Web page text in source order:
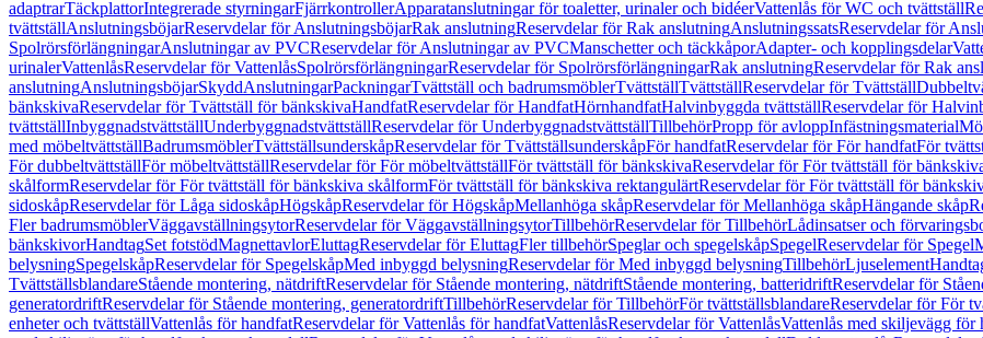
adaptrarTäckplattorIntegrerade styrningarFjärrkontrollerApparatanslutningar för toaletter, urinaler och bidéerVattenlås för WC och tvättställ
tvättställAnslutningsböjarReservdelar för AnslutningsböjarRak anslutningReservdelar för Rak anslutningAnslutningssatsReservdelar för
SpolrörsförlängningarAnslutningar av PVCReservdelar för Anslutningar av PVCManschetter och täckkåporAdapter- och kopplingsdelar
urinalerVattenlåsReservdelar för VattenlåsSpolrörsförlängningarReservdelar för SpolrörsförlängningarRak anslutningReservdelar för Rak
anslutningAnslutningsböjarSkyddAnslutningarPackningarTvättställ och badrumsmöblerTvättställTvättställReservdelar för Tvättställ
bänkskivaReservdelar för Tvättställ för bänkskivaHandfatReservdelar för HandfatHörnhandfatHalvinbyggda tvättställReservdelar för
tvättställInbyggnadstvättställUnderbyggnadstvättställReservdelar för UnderbyggnadstvättställTillbehörPropp för avloppInfästningsmaterial
med möbeltvättställBadrumsmöblerTvättställsunderskåpReservdelar för TvättställsunderskåpFör handfatReservdelar för För handfatFör
För dubbeltvättställFör möbeltvättställReservdelar för För möbeltvättställFör tvättställ för bänkskivaReservdelar för För tvättställ för
skålformReservdelar för För tvättställ för bänkskiva skålformFör tvättställ för bänkskiva rektangulärtReservdelar för För tvättställ för
sidoskåpReservdelar för Låga sidoskåpHögskåpReservdelar för HögskåpMellanhöga skåpReservdelar för Mellanhöga skåpHängande skåp
Fler badrumsmöblerVäggavställningsytorReservdelar för VäggavställningsytorTillbehörReservdelar för TillbehörLådinsatser och
bänkskivorHandtagSet fotstödMagnettavlorEluttagReservdelar för EluttagFler tillbehörSpeglar och spegelskåpSpegelReservdelar för Spegel
belysningSpegelskåpReservdelar för SpegelskåpMed inbyggd belysningReservdelar för Med inbyggd belysningTillbehörLjuselement
TvättställsblandareStående montering, nätdriftReservdelar för Stående montering, nätdriftStående montering, batteridriftReservdelar för
generatordriftReservdelar för Stående montering, generatordriftTillbehörReservdelar för TillbehörFör tvättställsblandareReservdelar för För
enheter och tvättställVattenlås för handfatReservdelar för Vattenlås för handfatVattenlåsReservdelar för VattenlåsVattenlås med skiljevägg för